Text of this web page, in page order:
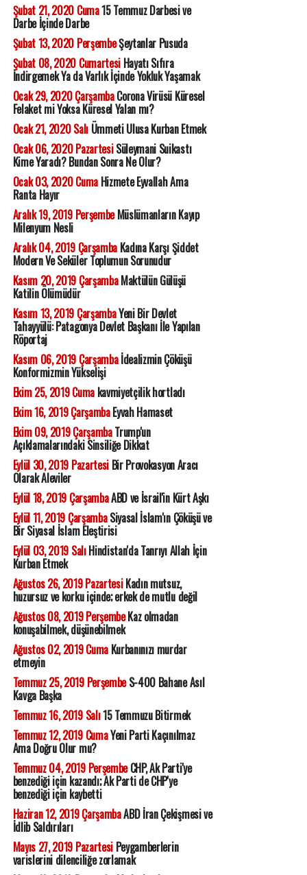
Şubat 21, 2020 Cuma15 Temmuz Darbesi ve
Darbe İçinde Darbe
Şubat 13, 2020 PerşembeŞeytanlar Pusuda
Şubat 08, 2020 CumartesiHayatı Sıfıra
İndirgemek Ya da Varlık İçinde Yokluk Yaşamak
Ocak 29, 2020 ÇarşambaCorona Virüsü Küresel
Felaket mi Yoksa Küresel Yalan mı?
Ocak 21, 2020 SalıÜmmeti Ulusa Kurban Etmek
Ocak 06, 2020 PazartesiSüleymani Suikastı
Kime Yaradı? Bundan Sonra Ne Olur?
Ocak 03, 2020 CumaHizmete Eyvallah Ama
Ranta Hayır
Aralık 19, 2019 PerşembeMüslümanların Kayıp
Milenyum Nesli
Aralık 04, 2019 ÇarşambaKadına Karşı Şiddet
Modern Ve Seküler Toplumun Sorunudur
Kasım 20, 2019 ÇarşambaMaktülün Gülüşü
Katilin Ölümüdür
Kasım 13, 2019 ÇarşambaYeni Bir Devlet
Tahayyülü: Patagonya Devlet Başkanı İle Yapılan
Röportaj
Kasım 06, 2019 Çarşambaİdealizmin Çöküşü
Konformizmin Yükselişi
Ekim 25, 2019 Cumakavmiyetçilik hortladı
Ekim 16, 2019 ÇarşambaEyvah Hamaset
Ekim 09, 2019 ÇarşambaTrump'un
Açıklamalarındaki Sinsiliğe Dikkat
Eylül 30, 2019 PazartesiBir Provokasyon Aracı
Olarak Aleviler
Eylül 18, 2019 ÇarşambaABD ve İsrail'in Kürt Aşkı
Eylül 11, 2019 ÇarşambaSiyasal İslam'ın Çöküşü ve
Bir Siyasal İslam Eleştirisi
Eylül 03, 2019 SalıHindistan'da Tanrıyı Allah İçin
Kurban Etmek
Ağustos 26, 2019 PazartesiKadın mutsuz,
huzursuz ve korku içinde; erkek de mutlu değil
Ağustos 08, 2019 PerşembeKaz olmadan
konuşabilmek, düşünebilmek
Ağustos 02, 2019 CumaKurbanınızı murdar
etmeyin
Temmuz 25, 2019 PerşembeS-400 Bahane Asıl
Kavga Başka
Temmuz 16, 2019 Salı15 Temmuzu Bitirmek
Temmuz 12, 2019 CumaYeni Parti Kaçınılmaz
Ama Doğru Olur mu?
Temmuz 04, 2019 PerşembeCHP, Ak Parti'ye
benzediği için kazandı; Ak Parti de CHP'ye
benzediği için kaybetti
Haziran 12, 2019 ÇarşambaABD İran Çekişmesi ve
İdlib Saldırıları
Mayıs 27, 2019 PazartesiPeygamberlerin
varislerini dilenciliğe zorlamak